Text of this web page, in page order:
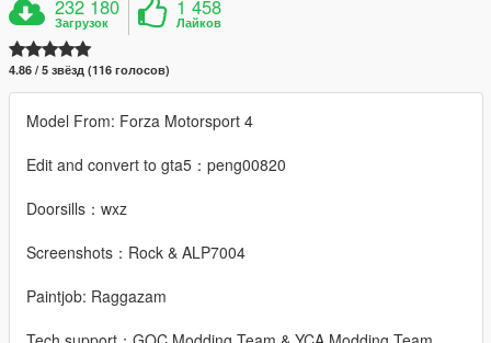
232 180
Загрузок
1 458
Лайков
4.86 / 5 звёзд (116 голосов)
Model From: Forza Motorsport 4
Edit and convert to gta5：peng00820
Doorsills：wxz
Screenshots：Rock & ALP7004
Paintjob: Raggazam